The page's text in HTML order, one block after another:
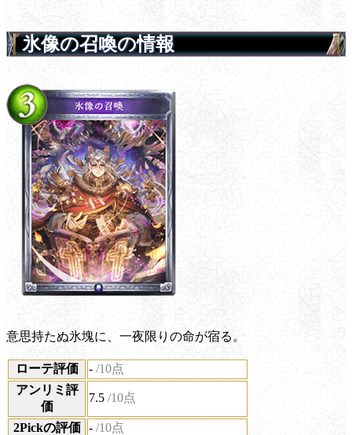
氷像の召喚の情報
意思持たぬ氷塊に、一夜限りの命が宿る。
ローテ評価 - /10点
アンリミ評
価
7.5 /10点
2Pickの評価 - /10点